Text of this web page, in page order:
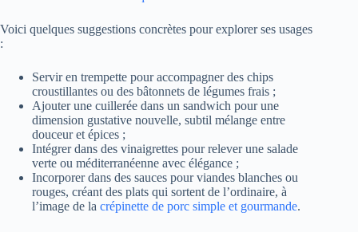
Voici quelques suggestions concrètes pour explorer ses usages
:
Servir en trempette pour accompagner des chips
croustillantes ou des bâtonnets de légumes frais ;
Ajouter une cuillerée dans un sandwich pour une
dimension gustative nouvelle, subtil mélange entre
douceur et épices ;
Intégrer dans des vinaigrettes pour relever une salade
verte ou méditerranéenne avec élégance ;
Incorporer dans des sauces pour viandes blanches ou
rouges, créant des plats qui sortent de l’ordinaire, à
l’image de la crépinette de porc simple et gourmande.